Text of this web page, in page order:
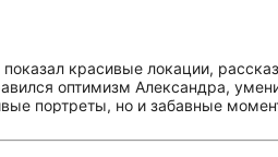
красивые локации,
оптимизм Александра,
портреты, но и забавные